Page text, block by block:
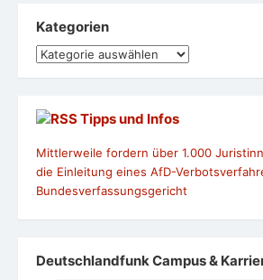
Kategorien
Kategorien
Tipps und Infos
Mittlerweile fordern über 1.000
die Einleitung eines AfD-
Bundesverfassungsgericht
Deutschlandfunk Campus &